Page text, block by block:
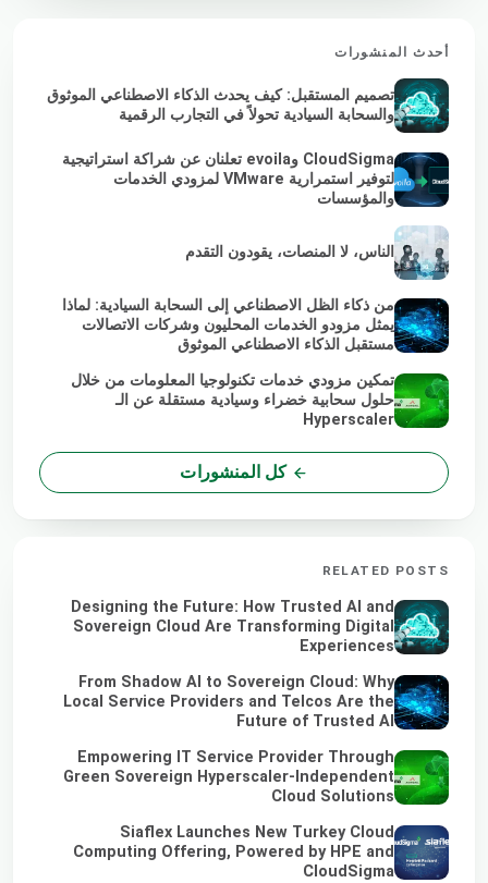
أحدث المنشورات
تصميم المستقبل: كيف يحدث الذكاء الاصطناعي الموثوق
والسحابة السيادية تحولاً في التجارب الرقمية
CloudSigma وevoila تعلنان عن شراكة استراتيجية
لتوفير استمرارية VMware لمزودي الخدمات
والمؤسسات
الناس، لا المنصات، يقودون التقدم
من ذكاء الظل الاصطناعي إلى السحابة السيادية: لماذا
يمثل مزودو الخدمات المحليون وشركات الاتصالات
مستقبل الذكاء الاصطناعي الموثوق
تمكين مزودي خدمات تكنولوجيا المعلومات من خلال
حلول سحابية خضراء وسيادية مستقلة عن الـ
Hyperscaler
كل المنشورات
RELATED POSTS
Designing the Future: How Trusted AI and
Sovereign Cloud Are Transforming Digital
Experiences
From Shadow AI to Sovereign Cloud: Why
Local Service Providers and Telcos Are the
Future of Trusted AI
Empowering IT Service Provider Through
Green Sovereign Hyperscaler-Independent
Cloud Solutions
Siaflex Launches New Turkey Cloud
Computing Offering, Powered by HPE and
CloudSigma